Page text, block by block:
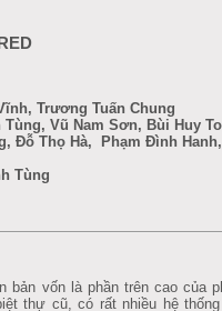
Trương Tuấn Chung
Tùng, Vũ Nam Sơn, Bùi Huy
Đỗ Thọ Hà, Phạm Đình
Tùng
bản vốn là phần trên cao của
thự cũ, có rất nhiều hệ